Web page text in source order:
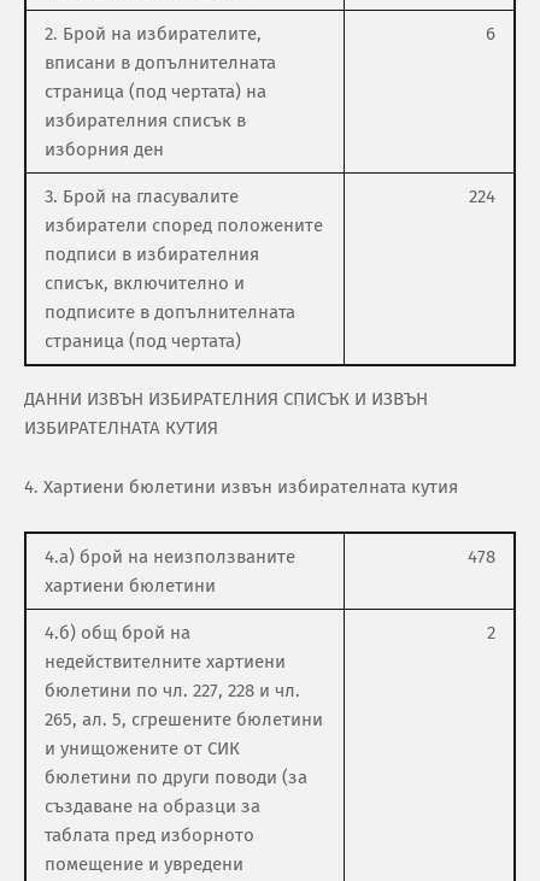
2. Брой на избирателите,
вписани в допълнителната
страница (под чертата) на
избирателния списък в
изборния ден
6
3. Брой на гласувалите
избиратели според положените
подписи в избирателния
списък, включително и
подписите в допълнителната
страница (под чертата)
224
ДАННИ ИЗВЪН ИЗБИРАТЕЛНИЯ СПИСЪК И ИЗВЪН
ИЗБИРАТЕЛНАТА КУТИЯ
4. Хартиени бюлетини извън избирателната кутия
4.а) брой на неизползваните
хартиени бюлетини
478
4.б) общ брой на
недействителните хартиени
бюлетини по чл. 227, 228 и чл.
265, ал. 5, сгрешените бюлетини
и унищожените от СИК
бюлетини по други поводи (за
създаване на образци за
таблата пред изборното
помещение и увредени
2